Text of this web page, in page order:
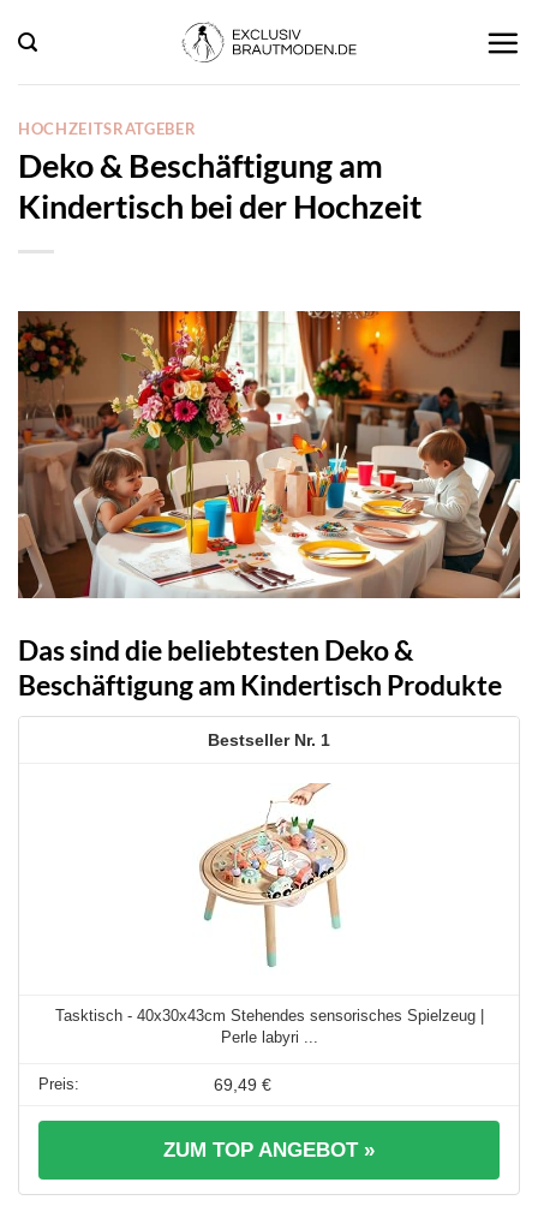
Inhalt
springen
HOCHZEITSRATGEBER
Deko & Beschäftigung am
Kindertisch bei der Hochzeit
Das sind die beliebtesten Deko &
Beschäftigung am Kindertisch Produkte
1
Tasktisch - 40x30x43cm Stehendes sensorisches Spielzeug |
Perle labyri ...
69,49 €
ZUM TOP ANGEBOT »